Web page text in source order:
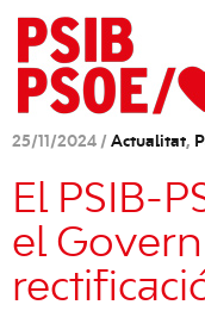
25/11/2024 / Actualitat,
El PSIB-
el